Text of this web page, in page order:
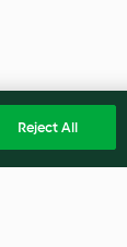
Reject All